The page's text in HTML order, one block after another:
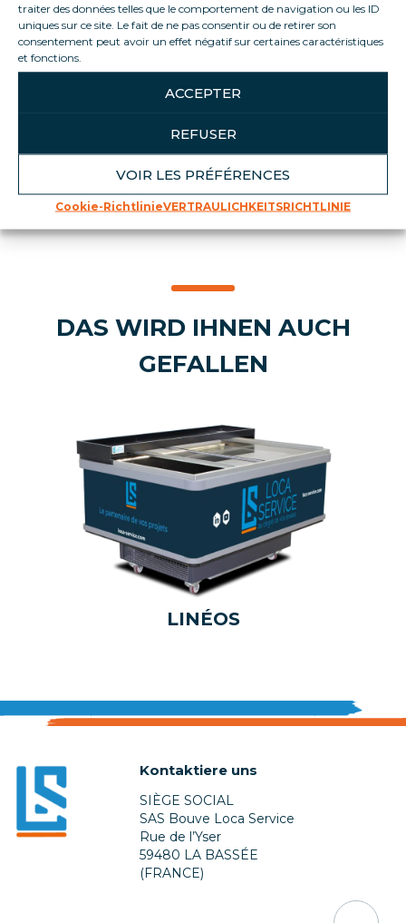
traiter des données telles que le comportement de navigation ou les ID
uniques sur ce site. Le fait de ne pas consentir ou de retirer son
consentement peut avoir un effet négatif sur certaines caractéristiques
et fonctions.
ACCEPTER
REFUSER
VOIR LES PRÉFÉRENCES
Cookie-RichtlinieVERTRAULICHKEITSRICHTLINIE
Förderung von Impulskäufen.
Möglichkeit zur individuellen Gestaltung
des POS.
Optimale Präsentation mit minimalem
Möglichkeit zur Kombination von
frischen und trockenen Produkten in
einem Behälter.
DAS WIRD IHNEN AUCH
GEFALLEN
LINÉOS
Kontaktiere uns
SIÈGE SOCIAL
SAS Bouve Loca Service
Rue de l’Yser
59480 LA BASSÉE
(FRANCE)